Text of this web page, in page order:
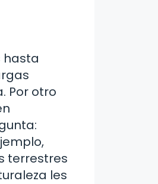
hasta
Por otro
terrestres
les